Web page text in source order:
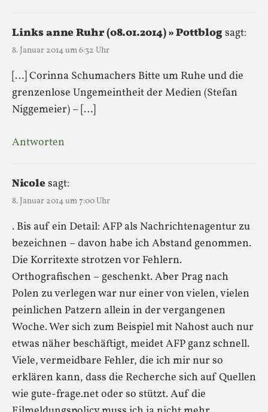
Links anne Ruhr (08.01.2014) » Pottblogsagt:
8. Januar 2014 um 6:32 Uhr
[…] Corinna Schumachers Bitte um Ruhe und die
grenzenlose Ungemeintheit der Medien (Stefan
Niggemeier) – […]
Antworten
Nicolesagt:
8. Januar 2014 um 7:00 Uhr
. Bis auf ein Detail: AFP als Nachrichtenagentur zu
bezeichnen – davon habe ich Abstand genommen.
Die Korritexte strotzen vor Fehlern.
Orthografischen – geschenkt. Aber Prag nach
Polen zu verlegen war nur einer von vielen, vielen
peinlichen Patzern allein in der vergangenen
Woche. Wer sich zum Beispiel mit Nahost auch nur
etwas näher beschäftigt, meidet AFP ganz schnell.
Viele, vermeidbare Fehler, die ich mir nur so
erklären kann, dass die Recherche sich auf Quellen
wie gute-frage.net oder so stützt. Auf die